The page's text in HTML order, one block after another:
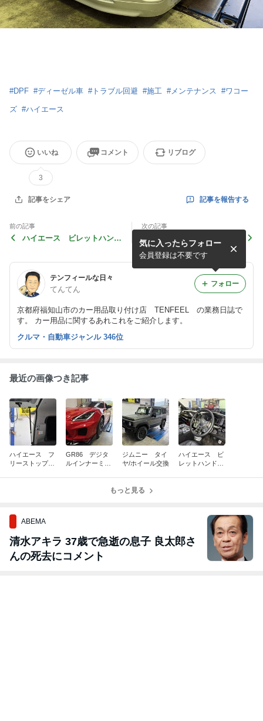
#DPF #ディーゼル車 #トラブル回避 #施工 #メンテナンス #ワコー
ズ #ハイエース
いいね
3
コメント リブログ
記事をシェア 記事を報告する
前の記事
ハイエース ビレットハンド
次の記事
ランクル300 ボディガラス
コーティング施工
テンフィールな日々
てんてん
京都府福知山市のカー用品取り付け店 TENFEEL の業務日誌で
す。 カー用品に関するあれこれをご紹介します。
気に入ったらフォロー
会員登録は不要です
フォロー
クルマ・自動車ジャンル 346位
最近の画像つき記事
ハイエース フ
リーストップバ
GR86 デジタ
ルインナーミラ
ジムニー タイ
ヤ/ホイール交換
ハイエース ビ
レットハンドル
もっと見る
ABEMA
清水アキラ 37歳で急逝の息子 良太郎さ
んの死去にコメント